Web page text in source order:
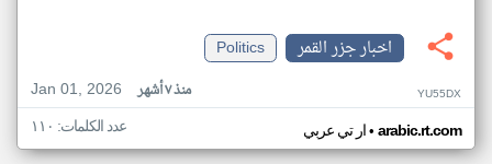
اخبار جزر القمر
Politics
Jan 01, 2026
منذ ٧ أشهر YU55DX
ار تي عربي• arabic.rt.com عدد الكلمات: ١١٠